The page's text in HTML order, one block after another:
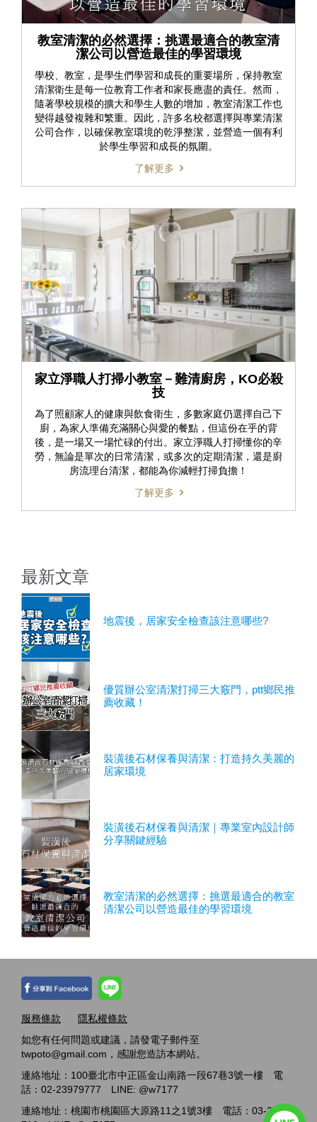
教室清潔的必然選擇：挑選最適合的教室清
潔公司以營造最佳的學習環境
學校、教室，是學生們學習和成長的重要場所，保持教室
清潔衛生是每一位教育工作者和家長應盡的責任。然而，
隨著學校規模的擴大和學生人數的增加，教室清潔工作也
變得越發複雜和繁重。因此，許多名校都選擇與專業清潔
公司合作，以確保教室環境的乾淨整潔，並營造一個有利
於學生學習和成長的氛圍。
了解更多
家立淨職人打掃小教室－難清廚房，KO必殺
技
為了照顧家人的健康與飲食衛生，多數家庭仍選擇自己下
廚，為家人準備充滿關心與愛的餐點，但這份在乎的背
後，是一場又一場忙碌的付出。家立淨職人打掃懂你的辛
勞，無論是單次的日常清潔，或多次的定期清潔，還是廚
房流理台清潔，都能為你減輕打掃負擔！
了解更多
最新文章
地震後，居家安全檢查該注意哪些?
優質辦公室清潔打掃三大竅門，ptt鄉民推
薦收藏！
裝潢後石材保養與清潔：打造持久美麗的
居家環境
裝潢後石材保養與清潔｜專業室內設計師
分享關鍵經驗
教室清潔的必然選擇：挑選最適合的教室
清潔公司以營造最佳的學習環境
服務條款
隱私權條款
如您有任何問題或建議，請發電子郵件至
twpoto@gmail.com，感謝您造訪本網站。
連絡地址：100臺北市中正區金山南路一段67巷3號一樓 電
話：02-23979777 LINE: @w7177
連絡地址：桃園市桃園區大原路11之1號3樓 電話：03-2717-